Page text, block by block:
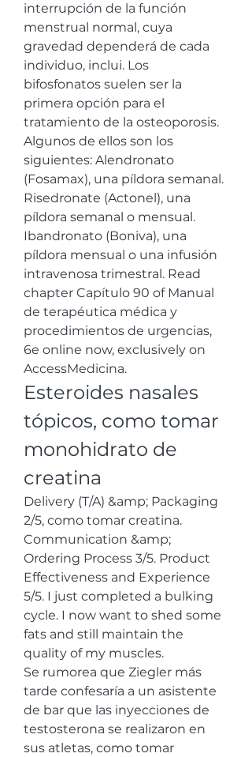
interrupción de la función
menstrual normal, cuya
gravedad dependerá de cada
individuo, inclui. Los
bifosfonatos suelen ser la
primera opción para el
tratamiento de la osteoporosis.
Algunos de ellos son los
siguientes: Alendronato
(Fosamax), una píldora semanal.
Risedronate (Actonel), una
píldora semanal o mensual.
Ibandronato (Boniva), una
píldora mensual o una infusión
intravenosa trimestral. Read
chapter Capítulo 90 of Manual
de terapéutica médica y
procedimientos de urgencias,
6e online now, exclusively on
AccessMedicina.
Esteroides nasales
tópicos, como tomar
monohidrato de
creatina
Delivery (T/A) &amp; Packaging
2/5, como tomar creatina.
Communication &amp;
Ordering Process 3/5. Product
Effectiveness and Experience
5/5. I just completed a bulking
cycle. I now want to shed some
fats and still maintain the
quality of my muscles.
Se rumorea que Ziegler más
tarde confesaría a un asistente
de bar que las inyecciones de
testosterona se realizaron en
sus atletas, como tomar